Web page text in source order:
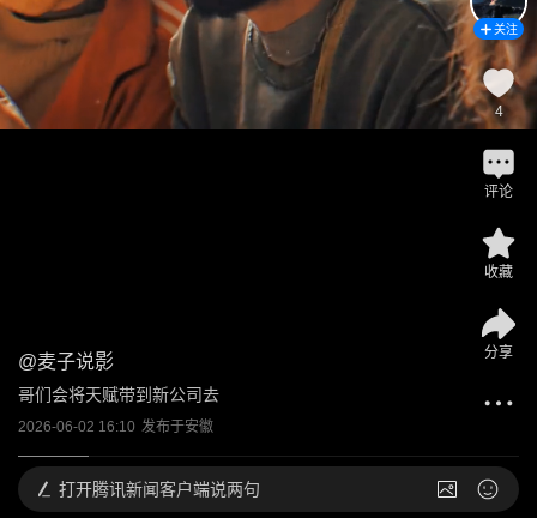
@麦子说影
哥们会将天赋带到新公司去
2026-06-02 16:10 发布于安徽
关注
4
评论
收藏
分享
打开腾讯新闻客户端说两句